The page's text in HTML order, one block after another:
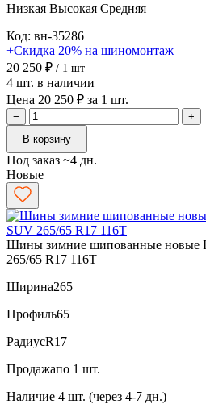
Низкая Высокая Средняя
Код: вн-35286
+Скидка 20% на шиномонтаж
20 250 ₽ / 1 шт
4 шт. в наличии
Цена 20 250 ₽ за 1 шт.
−
+
В корзину
Под заказ ~4 дн.
Новые
Шины зимние шипованные новые
265/65 R17 116T
Ширина265
Профиль65
РадиусR17
Продажапо 1 шт.
Наличие 4 шт. (через 4-7 дн.)